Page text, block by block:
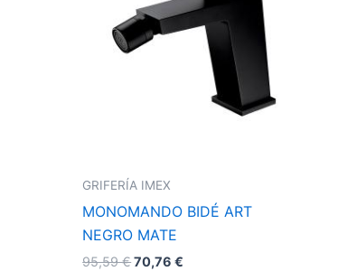
GRIFERÍA IMEX
MONOMANDO BIDÉ ART
NEGRO MATE
95,59€70,76€